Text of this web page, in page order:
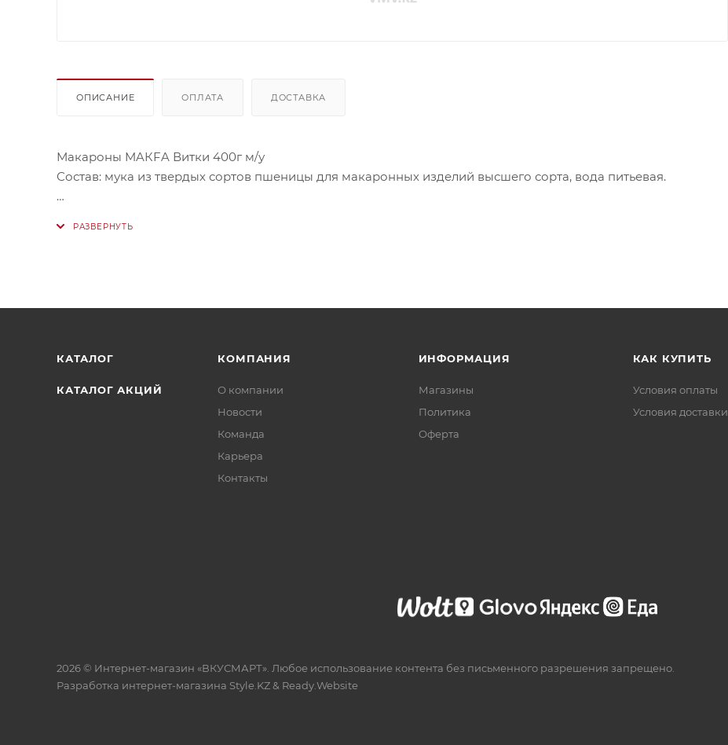
ОПИСАНИЕ ОПЛАТА ДОСТАВКА
Макароны MAКFA Витки 400г м/у
Состав: мука из твердых сортов пшеницы для макаронных изделий высшего сорта, вода питьевая.
КАТАЛОГ
КАТАЛОГ АКЦИЙ
КОМПАНИЯ
О компании
Новости
Команда
Карьера
Контакты
ИНФОРМАЦИЯ
Магазины
Политика
Офертa
КАК КУПИТЬ
Условия оплаты
Условия доставки
2026 © Интернет-магазин «ВКУСМАРТ». Любое использование контента без письменного разрешения запрещено.
Разработка интернет-магазина Style.KZ& Ready.Website